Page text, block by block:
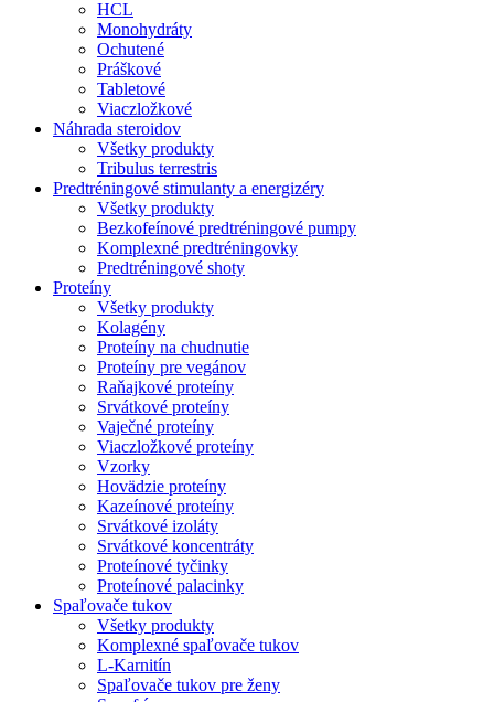
HCL
Monohydráty
Ochutené
Práškové
Tabletové
Viaczložkové
Náhrada steroidov
Všetky produkty
Tribulus terrestris
Predtréningové stimulanty a energizéry
Všetky produkty
Bezkofeínové predtréningové pumpy
Komplexné predtréningovky
Predtréningové shoty
Proteíny
Všetky produkty
Kolagény
Proteíny na chudnutie
Proteíny pre vegánov
Raňajkové proteíny
Srvátkové proteíny
Vaječné proteíny
Viaczložkové proteíny
Vzorky
Hovädzie proteíny
Kazeínové proteíny
Srvátkové izoláty
Srvátkové koncentráty
Proteínové tyčinky
Proteínové palacinky
Spaľovače tukov
Všetky produkty
Komplexné spaľovače tukov
L-Karnitín
Spaľovače tukov pre ženy